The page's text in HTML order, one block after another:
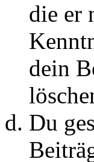
die er
dein
Du